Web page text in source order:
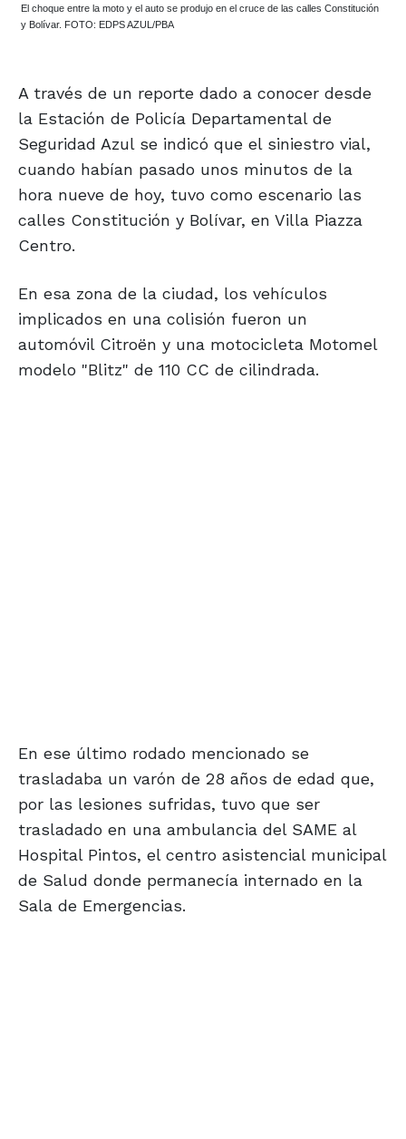
El choque entre la moto y el auto se produjo en el cruce de las calles Constitución
y Bolívar. FOTO: EDPS AZUL/PBA
A través de un reporte dado a conocer desde
la Estación de Policía Departamental de
Seguridad Azul se indicó que el siniestro vial,
cuando habían pasado unos minutos de la
hora nueve de hoy, tuvo como escenario las
calles Constitución y Bolívar, en Villa Piazza
Centro.
En esa zona de la ciudad, los vehículos
implicados en una colisión fueron un
automóvil Citroën y una motocicleta Motomel
modelo "Blitz" de 110 CC de cilindrada.
En ese último rodado mencionado se
trasladaba un varón de 28 años de edad que,
por las lesiones sufridas, tuvo que ser
trasladado en una ambulancia del SAME al
Hospital Pintos, el centro asistencial municipal
de Salud donde permanecía internado en la
Sala de Emergencias.